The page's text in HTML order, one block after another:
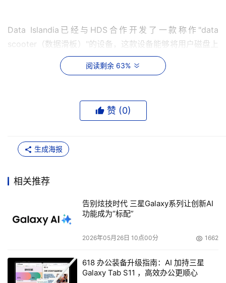
Data Islandia已经与HDS合作开发了一款称作"data
scooter（数据滑板）"的设备，这款设备能够将用户磁盘上
的数据传输到冰岛首都雷克亚维克附近的归档站点，Squire
表示说，这个设备是一款能够装入18TB的SATA磁盘的磁盘
Squire表示，当这个磁盘保护盒装满后，Data Islandia就将
到，"在这些磁盘开始旅程前，上面的数据都是经过用户加
密的。"
一旦数据进入Data Islandia的数据中心，用户就可以通过互
归档平台（HCAP）软件之上的管理界面来对数据进行删
除、索引、搜索等相关操作。
目前Data Islandia打算在其已经达到53PB的归档系统中增
加日立的USP V平台，并且将在其系统中使用HDS最新发布
的节能型硬盘。
阅读剩余 63%
赞 (0)
生成海报
相关推荐
告别炫技时代 三星Galaxy系列让创新AI
功能成为“标配”
2026年05月26日 10点00分 1662
618 办公装备升级指南：AI 加持三星
Galaxy Tab S11 ，高效办公更顺心